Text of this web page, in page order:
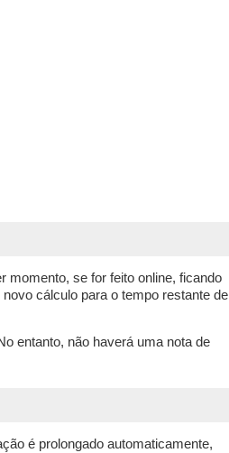
momento, se for feito online, ficando
cálculo para o tempo restante de
entanto, não haverá uma nota de
é prolongado automaticamente,